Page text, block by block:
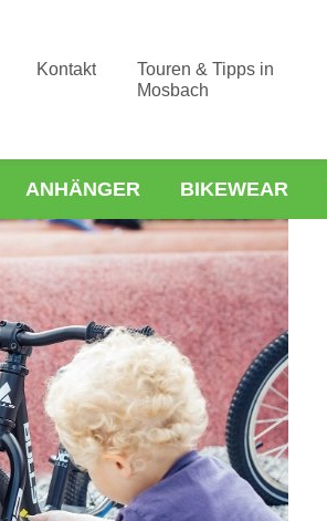
Kontakt
Touren & Tipps in
Mosbach
ANHÄNGER BIKEWEAR